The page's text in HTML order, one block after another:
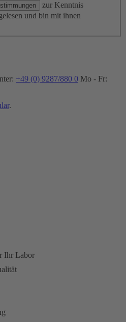
zur Kenntnis
und bin mit ihnen
+49 (0) 9287/880 0 Mo - Fr:
.
Ihr Labor